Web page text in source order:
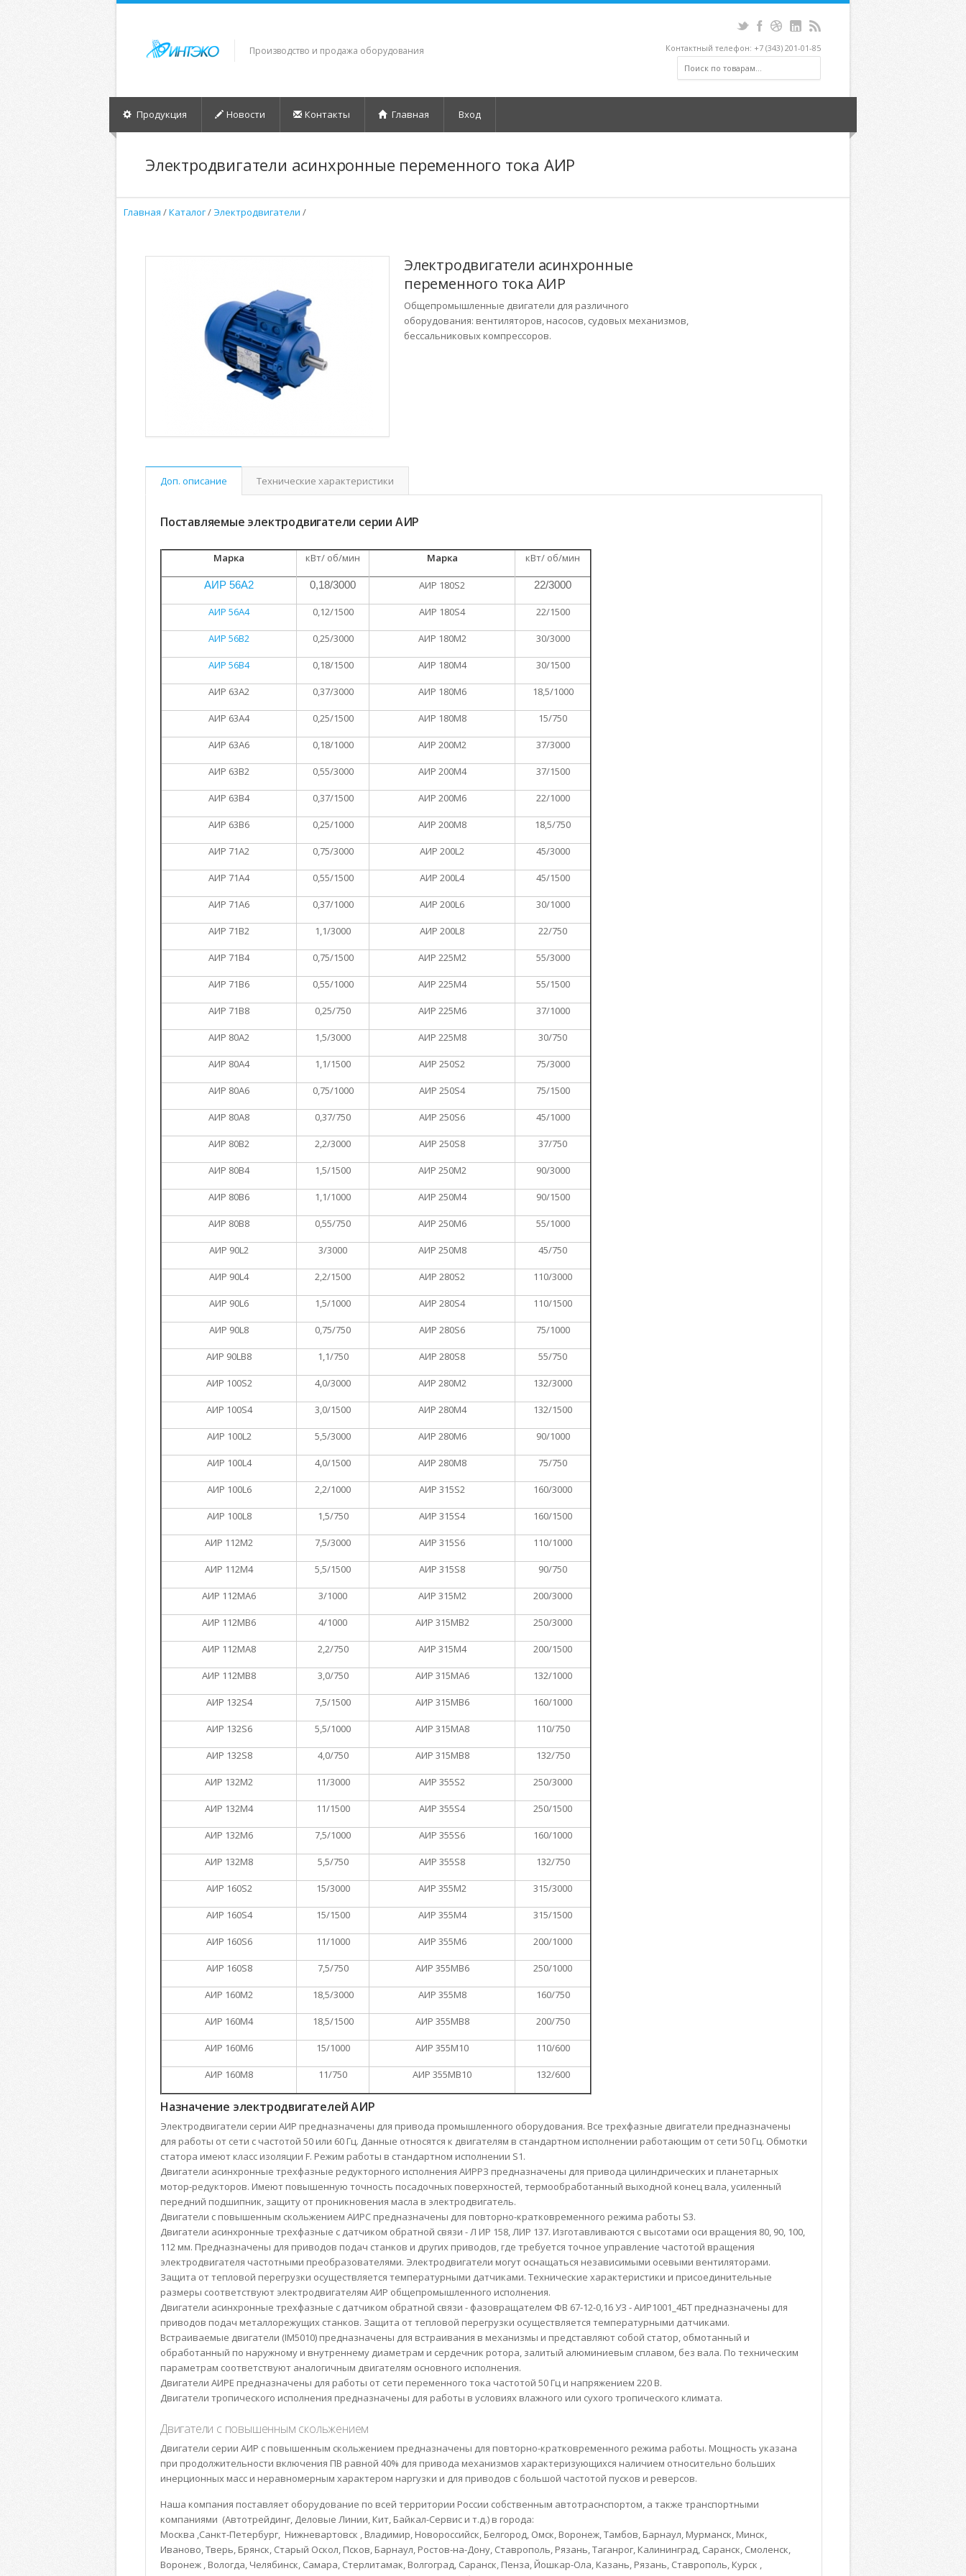
Производство и продажа оборудования Контактный телефон: +7 (343) 201-01-85
Продукция Новости Контакты Главная Вход
Электродвигатели асинхронные переменного тока АИР
Главная /Каталог/ Электродвигатели /
Электродвигатели асинхронные
переменного тока АИР
Общепромышленные двигатели для различного
оборудования: вентиляторов, насосов, судовых механизмов,
бессальниковых компрессоров.
Доп. описание Технические характеристики
Поставляемые электродвигатели серии АИР
Марка кВт/ об/мин Марка кВт/ об/мин
АИР 56А2 0,18/3000 АИР 180S2 22/3000
АИР 56А4 0,12/1500 АИР 180S4 22/1500
АИР 56В2 0,25/3000 АИР 180М2 30/3000
АИР 56В4 0,18/1500 АИР 180М4 30/1500
АИР 63А2 0,37/3000 АИР 180М6 18,5/1000
АИР 63А4 0,25/1500 АИР 180М8 15/750
АИР 63А6 0,18/1000 АИР 200M2 37/3000
АИР 63В2 0,55/3000 АИР 200M4 37/1500
АИР 63В4 0,37/1500 АИР 200M6 22/1000
АИР 63В6 0,25/1000 АИР 200M8 18,5/750
АИР 71А2 0,75/3000 АИР 200L2 45/3000
АИР 71А4 0,55/1500 АИР 200L4 45/1500
АИР 71А6 0,37/1000 АИР 200L6 30/1000
АИР 71В2 1,1/3000 АИР 200L8 22/750
АИР 71В4 0,75/1500 АИР 225М2 55/3000
АИР 71В6 0,55/1000 АИР 225М4 55/1500
АИР 71В8 0,25/750 АИР 225М6 37/1000
АИР 80А2 1,5/3000 АИР 225М8 30/750
АИР 80А4 1,1/1500 АИР 250S2 75/3000
АИР 80А6 0,75/1000 АИР 250S4 75/1500
АИР 80А8 0,37/750 АИР 250S6 45/1000
АИР 80В2 2,2/3000 АИР 250S8 37/750
АИР 80В4 1,5/1500 АИР 250M2 90/3000
АИР 80В6 1,1/1000 АИР 250M4 90/1500
АИР 80В8 0,55/750 АИР 250M6 55/1000
АИР 90L2 3/3000 АИР 250M8 45/750
АИР 90L4 2,2/1500 АИР 280S2 110/3000
АИР 90L6 1,5/1000 АИР 280S4 110/1500
АИР 90L8 0,75/750 АИР 280S6 75/1000
АИР 90LB8 1,1/750 АИР 280S8 55/750
АИР 100S2 4,0/3000 АИР 280M2 132/3000
АИР 100S4 3,0/1500 АИР 280M4 132/1500
АИР 100L2 5,5/3000 АИР 280M6 90/1000
АИР 100L4 4,0/1500 АИР 280M8 75/750
АИР 100L6 2,2/1000 АИР 315S2 160/3000
АИР 100L8 1,5/750 АИР 315S4 160/1500
АИР 112М2 7,5/3000 АИР 315S6 110/1000
АИР 112М4 5,5/1500 АИР 315S8 90/750
АИР 112МА6 3/1000 АИР 315М2 200/3000
АИР 112МВ6 4/1000 АИР 315МВ2 250/3000
АИР 112МА8 2,2/750 АИР 315М4 200/1500
АИР 112МВ8 3,0/750 АИР 315МА6 132/1000
АИР 132S4 7,5/1500 АИР 315МВ6 160/1000
АИР 132S6 5,5/1000 АИР 315МА8 110/750
АИР 132S8 4,0/750 АИР 315МВ8 132/750
АИР 132М2 11/3000 АИР 355S2 250/3000
АИР 132М4 11/1500 АИР 355S4 250/1500
АИР 132М6 7,5/1000 АИР 355S6 160/1000
АИР 132М8 5,5/750 АИР 355S8 132/750
АИР 160S2 15/3000 АИР 355М2 315/3000
АИР 160S4 15/1500 АИР 355М4 315/1500
АИР 160S6 11/1000 АИР 355М6 200/1000
АИР 160S8 7,5/750 АИР 355МВ6 250/1000
АИР 160М2 18,5/3000 АИР 355М8 160/750
АИР 160М4 18,5/1500 АИР 355МВ8 200/750
АИР 160М6 15/1000 АИР 355М10 110/600
АИР 160М8 11/750 АИР 355МВ10 132/600
Назначение электродвигателей АИР
Электродвигатели серии АИР предназначены для привода промышленного оборудования. Все трехфазные двигатели предназначены
для работы от сети с частотой 50 или 60 Гц. Данные относятся к двигателям в стандартном исполнении работающим от сети 50 Гц. Обмотки
статора имеют класс изоляции F. Режим работы в стандартном исполнении S1.
Двигатели асинхронные трехфазные редукторного исполнения АИРРЗ предназначены для привода цилиндрических и планетарных
мотор-редукторов. Имеют повышенную точность посадочных поверхностей, термообработанный выходной конец вала, усиленный
передний подшипник, защиту от проникновения масла в электродвигатель.
Двигатели с повышенным скольжением АИРС предназначены для повторно-кратковременного режима работы S3.
Двигатели асинхронные трехфазные с датчиком обратной связи - Л ИР 158, ЛИР 137. Изготавливаются с высотами оси вращения 80, 90, 100,
112 мм. Предназначены для приводов подач станков и других приводов, где требуется точное управление частотой вращения
электродвигателя частотными преобразователями. Электродвигатели могут оснащаться независимыми осевыми вентиляторами.
Защита от тепловой перегрузки осуществляется температурными датчиками. Технические характеристики и присоединительные
размеры соответствуют электродвигателям АИР общепромышленного исполнения.
Двигатели асинхронные трехфазные с датчиком обратной связи - фазовращателем ФВ 67-12-0,16 УЗ - АИР1001_4БТ предназначены для
приводов подач металлорежущих станков. Защита от тепловой перегрузки осуществляется температурными датчиками.
Встраиваемые двигатели (IM5010) предназначены для встраивания в механизмы и представляют собой статор, обмотанный и
обработанный по наружному и внутреннему диаметрам и сердечник ротора, залитый алюминиевым сплавом, без вала. По техническим
параметрам соответствуют аналогичным двигателям основного исполнения.
Двигатели АИРЕ предназначены для работы от сети переменного тока частотой 50 Гц и напряжением 220 В.
Двигатели тропического исполнения предназначены для работы в условиях влажного или сухого тропического климата.
Двигатели с повышенным скольжением
Двигатели серии АИР с повышенным скольжением предназначены для повторно-кратковременного режима работы. Мощность указана
при продолжительности включения ПВ равной 40% для привода механизмов характеризующихся наличием относительно больших
инерционных масс и неравномерным характером наргузки и для приводов с большой частотой пусков и реверсов.
Наша компания поставляет оборудование по всей территории России собственным автотраснспортом, а также транспортными
компаниями (Автотрейдинг, Деловые Линии, Кит, Байкал-Сервис и т.д.) в города:
Москва ,Санкт-Петербург, Нижневартовск , Владимир, Новороссийск, Белгород, Омск, Воронеж, Тамбов, Барнаул, Мурманск, Минск,
Иваново, Тверь, Брянск, Старый Оскол, Псков, Барнаул, Ростов-на-Дону, Ставрополь, Рязань, Таганрог, Калининград, Саранск, Смоленск,
Воронеж , Вологда, Челябинск, Самара, Стерлитамак, Волгоград, Саранск, Пенза, Йошкар-Ола, Казань, Рязань, Ставрополь, Курск ,